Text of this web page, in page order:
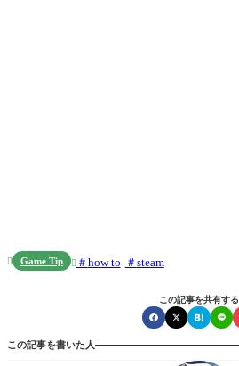
 Game Tip  how to steam
この記事を共有する
この記事を書いた人